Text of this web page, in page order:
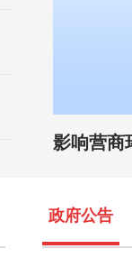
“重要政
政府公告